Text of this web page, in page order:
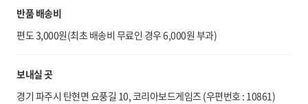
반품 배송비
편도 3,000원(최초 배송비 무료인 경우 6,000원 부과)
보내실 곳
경기 파주시 탄현면 요풍길 10, 코리아보드게임즈 (우편번호 : 10861)